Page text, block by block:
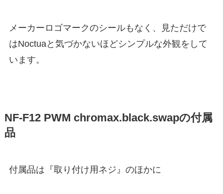
メーカーロゴマークのシールもなく、見ただけで
はNoctuaと気づかないほどシンプルな外観をして
います。
NF-F12 PWM chromax.black.swapの付属
品
付属品は『取り付け用ネジ』のほかに